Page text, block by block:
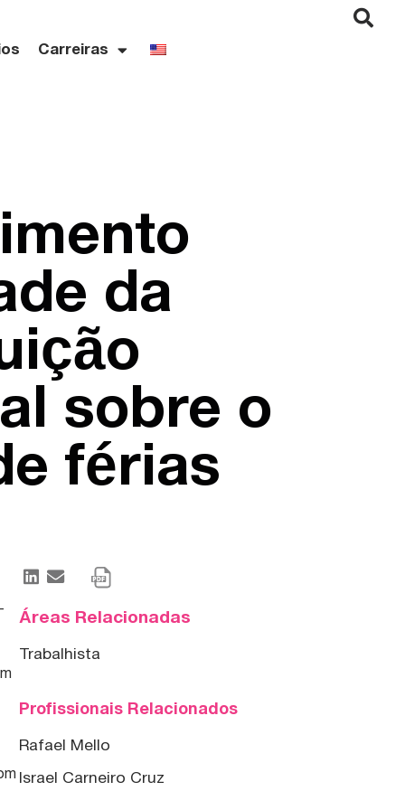
Carreiras
da
sobre o
férias
Áreas Relacionadas
Trabalhista
Profissionais Relacionados
Rafael Mello
Israel Carneiro Cruz